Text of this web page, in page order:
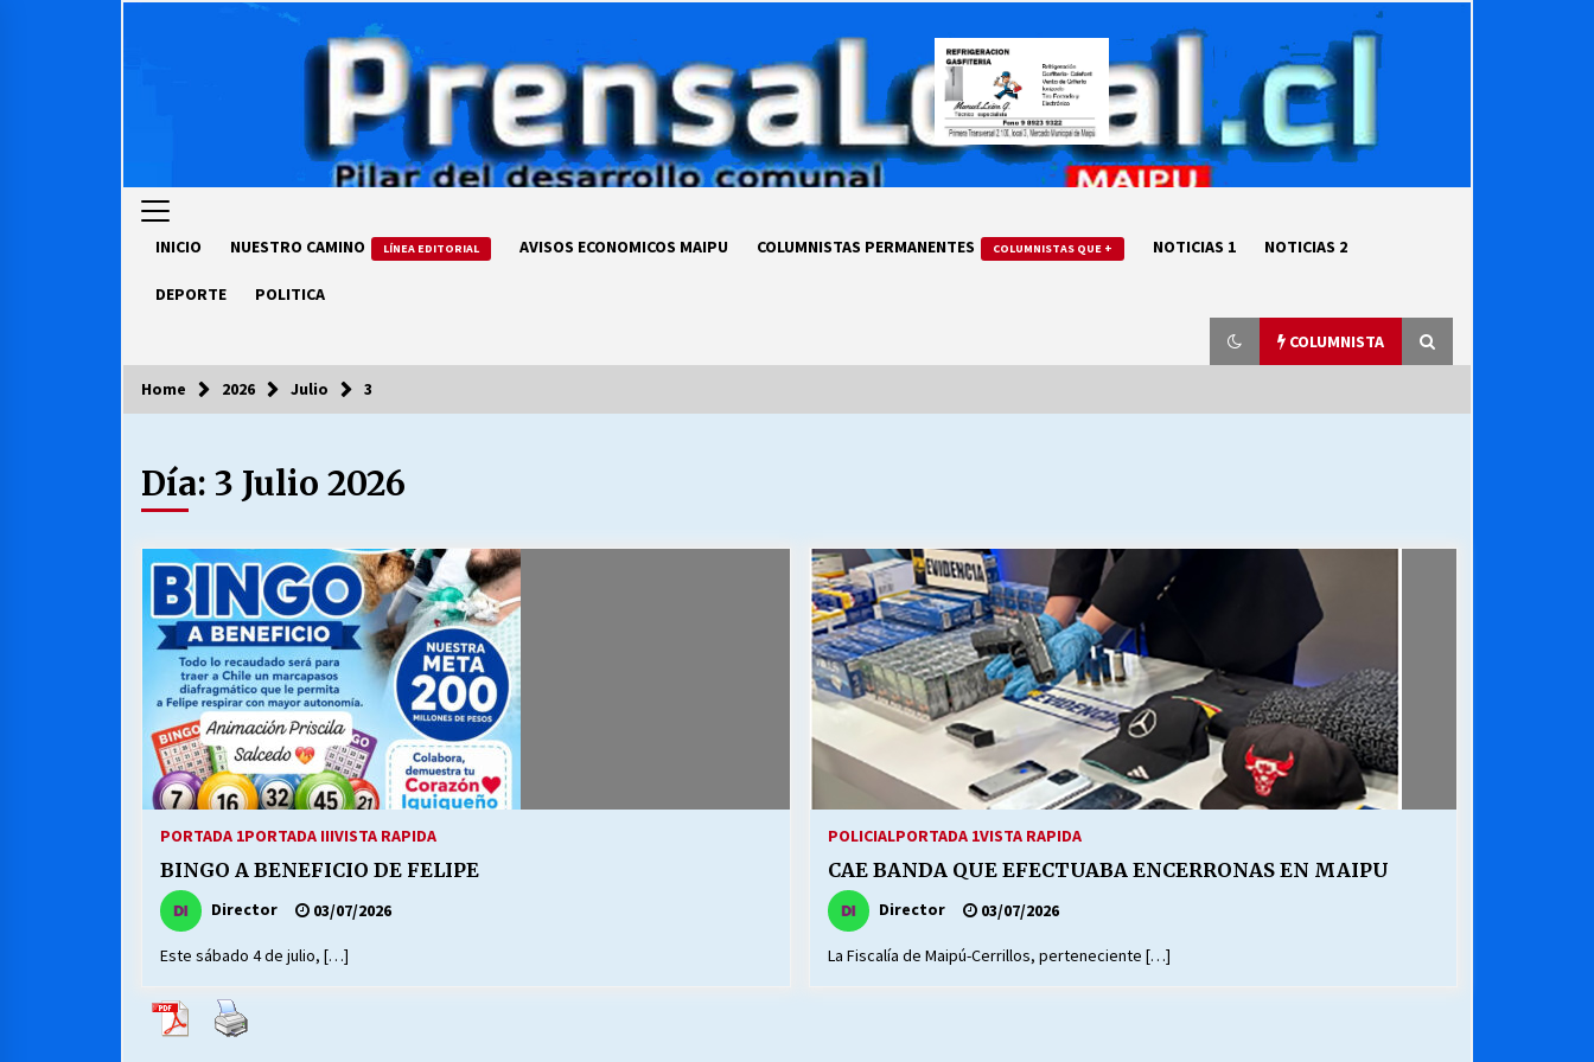
INICIO NUESTRO CAMINO LÍNEA EDITORIAL AVISOS ECONOMICOS MAIPU COLUMNISTAS PERMANENTES COLUMNISTAS QUE + NOTICIAS 1 NOTICIAS 2
DEPORTE POLITICA
COLUMNISTA
COLUMNISTA
Ya se ordenaron las cuentas de
luz… ¿Y cuándo van a bajar?
MUNICIPALIDAD, TRABAJADORES,
CLIMA LABORAL:
13/07/2026
Escuela hospitalaria El Carmen de
25/06/2026
¿Qué habrían dicho?
VOLVER A SER ALTERNATIVA
16/06/2026
MUNICIPALIDADES, HONORARIOS,
28/05/2026
Releyendo la Rerum Novarum a 135
años. “La cuestión social hoy”.
16/05/2026
S.O.S. a los ricos, Save Our Souls
30/04/2026
¿Asesores con doble sueldo? Chile y sus segmentos de la riqueza
Home 2026 Julio 3
Día: 3 Julio 2026
PORTADA 1PORTADA IIIVISTA RAPIDA
BINGO A BENEFICIO DE FELIPE
Director 03/07/2026
Este sábado 4 de julio, […]
POLICIALPORTADA 1VISTA RAPIDA
CAE BANDA QUE EFECTUABA ENCERRONAS EN MAIPU
Director 03/07/2026
La Fiscalía de Maipú-Cerrillos, perteneciente […]